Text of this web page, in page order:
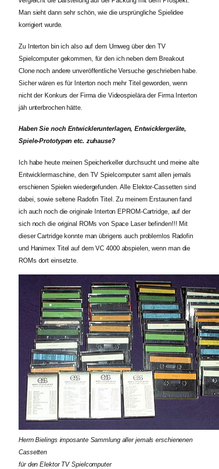
Man sieht dann sehr schön, wie die ursprüngliche Spielidee
korrigiert wurde.
Zu Interton bin ich also auf dem Umweg über den TV
Spielcomputer gekommen, für den ich neben dem Breakout
Clone noch andere unveröffentliche Versuche geschrieben habe.
Sicher wären es für Interton noch mehr Titel geworden, wenn
nicht der Konkurs der Firma die Videospielära der Firma Interton
jäh unterbrochen hätte.
Haben Sie noch Entwicklerunterlagen, Entwicklergeräte,
Spiele-Prototypen etc. zuhause?
Ich habe heute meinen Speicherkeller durchsucht und meine alte
Entwicklermaschine, den TV Spielcomputer samt allen jemals
erschienen Spielen wiedergefunden. Alle Elektor-Cassetten sind
dabei, sowie seltene Radofin Titel. Zu meinem Erstaunen fand
ich auch noch die originale Interton EPROM-Cartridge, auf der
sich noch die original ROMs von Space Laser befinden!!! Mit
dieser Cartridge konnte man übrigens auch problemlos Radofin
und Hanimex Titel auf dem VC 4000 abspielen, wenn man die
ROMs dort einsetzte.
Herrn Bielings imposante Sammlung aller jemals erschienenen
Cassetten
für den Elektor TV Spielcomputer